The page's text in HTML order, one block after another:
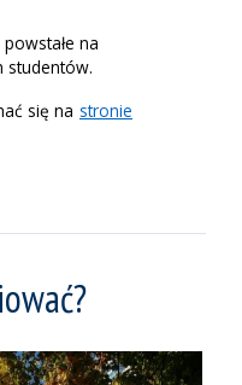
na
studentów.
się na stronie